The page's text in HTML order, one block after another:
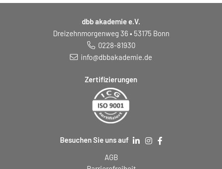
dbb akademie e.V.
Dreizehnmorgenweg 36 • 53175 Bonn
0228-81930
info@dbbakademie.de
Zertifizierungen
Besuchen Sie uns auf
AGB